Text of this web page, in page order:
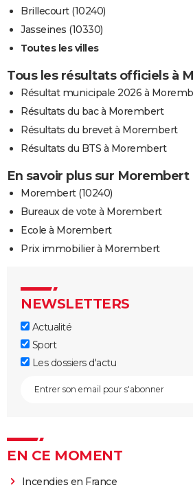
Brillecourt (10240)
Jasseines (10330)
Toutes les villes
Tous les résultats officiels à
Résultat municipale 2026 à
Résultats du bac à Morembert
Résultats du brevet à Morembert
Résultats du BTS à Morembert
En savoir plus sur Morembert
Morembert (10240)
Bureaux de vote à Morembert
Ecole à Morembert
Prix immobilier à Morembert
NEWSLETTERS
Actualité
Sport
Les dossiers d'actu
EN CE MOMENT
Incendies en France